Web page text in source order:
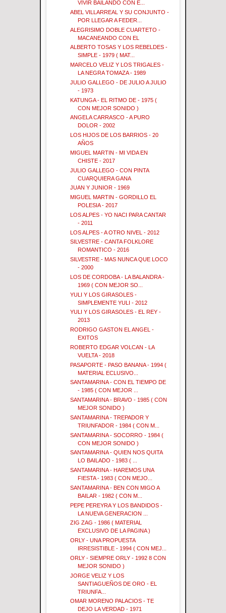
VIVIR BAILANDO CON E...
ABEL VILLARREAL Y SU CONJUNTO -
POR LLEGAR A FEDER...
ALEGRISIMO DOBLE CUARTETO -
MACANEANDO CON EL
ALBERTO TOSAS Y LOS REBELDES -
SIMPLE - 1979 ( MAT...
MARCELO VELIZ Y LOS TRIGALES -
LA NEGRA TOMAZA - 1989
JULIO GALLEGO - DE JULIO A JULIO
- 1973
KATUNGA - EL RITMO DE - 1975 (
CON MEJOR SONIDO )
ANGELA CARRASCO - A PURO
DOLOR - 2002
LOS HIJOS DE LOS BARRIOS - 20
AÑOS
MIGUEL MARTIN - MI VIDA EN
CHISTE - 2017
JULIO GALLEGO - CON PINTA
CUARQUIERA GANA
JUAN Y JUNIOR - 1969
MIGUEL MARTIN - GORDILLO EL
POLESIA - 2017
LOS ALPES - YO NACI PARA CANTAR
- 2011
LOS ALPES - A OTRO NIVEL - 2012
SILVESTRE - CANTA FOLKLORE
ROMANTICO - 2016
SILVESTRE - MAS NUNCA QUE LOCO
- 2000
LOS DE CORDOBA - LA BALANDRA -
1969 ( CON MEJOR SO...
YULI Y LOS GIRASOLES -
SIMPLEMENTE YULI - 2012
YULI Y LOS GIRASOLES - EL REY -
2013
RODRIGO GASTON EL ANGEL -
EXITOS
ROBERTO EDGAR VOLCAN - LA
VUELTA - 2018
PASAPORTE - PASO BANANA - 1994 (
MATERIAL ECLUSIVO...
SANTAMARINA - CON EL TIEMPO DE
- 1985 ( CON MEJOR ...
SANTAMARINA - BRAVO - 1985 ( CON
MEJOR SONIDO )
SANTAMARINA - TREPADOR Y
TRIUNFADOR - 1984 ( CON M...
SANTAMARINA - SOCORRO - 1984 (
CON MEJOR SONIDO )
SANTAMARINA - QUIEN NOS QUITA
LO BAILADO - 1983 ( ...
SANTAMARINA - HAREMOS UNA
FIESTA - 1983 ( CON MEJO...
SANTAMARINA - BEN CON MIGO A
BAILAR - 1982 ( CON M...
PEPE PEREYRA Y LOS BANDIDOS -
LA NUEVA GENERACION ...
ZIG ZAG - 1986 ( MATERIAL
EXCLUSIVO DE LA PAGINA )
ORLY - UNA PROPUESTA
IRRESISTIBLE - 1994 ( CON MEJ...
ORLY - SIEMPRE ORLY - 1992 8 CON
MEJOR SONIDO )
JORGE VELIZ Y LOS
SANTIAGUEÑOS DE ORO - EL
TRIUNFA...
OMAR MORENO PALACIOS - TE
DEJO LA VERDAD - 1971